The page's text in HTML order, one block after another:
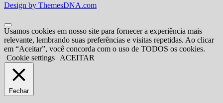
Design by ThemesDNA.com
Usamos cookies em nosso site para fornecer a experiência mais
relevante, lembrando suas preferências e visitas repetidas. Ao clicar
em “Aceitar”, você concorda com o uso de TODOS os cookies.
Cookie settings
ACEITAR
Fechar